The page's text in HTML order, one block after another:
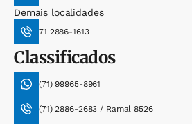
Demais localidades
71 2886-1613
Classificados
(71) 99965-8961
(71) 2886-2683 / Ramal 8526